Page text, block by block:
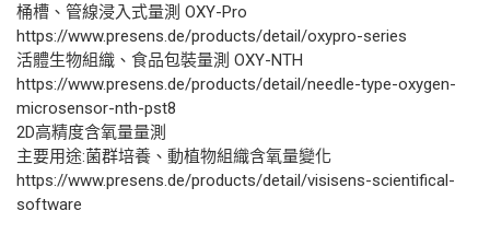
桶槽、管線浸入式量測 OXY-Pro
https://www.presens.de/products/detail/oxypro-series
活體生物組織、食品包裝量測 OXY-NTH
https://www.presens.de/products/detail/needle-type-oxygen-
microsensor-nth-pst8
2D高精度含氧量量測
主要用途:菌群培養、動植物組織含氧量變化
https://www.presens.de/products/detail/visisens-scientifical-
software